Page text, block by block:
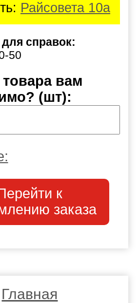
Райсовета 10а
справок:
50
вам
(шт):
к
заказа
Главная